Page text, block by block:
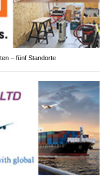
in der Schweiz
– fünf Standorte